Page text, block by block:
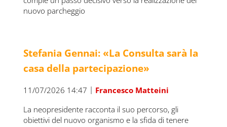
nuovo parcheggio
Stefania Gennai: «La Consulta sarà la
casa della partecipazione»
11/07/2026 14:47 | Francesco Matteini
La neopresidente racconta il suo percorso, gli
obiettivi del nuovo organismo e la sfida di tenere